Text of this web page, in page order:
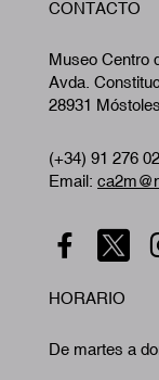
CONTACTO
Museo Centro
Avda.
28931
(+34) 91 276
Email:
HORARIO
De martes a